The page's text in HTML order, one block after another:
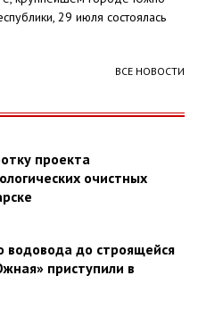
29 июля состоялась
ВСЕ НОВОСТИ
проекта
очистных
водовода до строящейся
приступили в